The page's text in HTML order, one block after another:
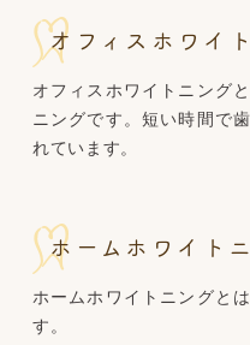
オフィスホワイ
オフィスホワイトニング
ニングです。短い時間で
れています。
ホームホワイト
ホームホワイトニングと
す。